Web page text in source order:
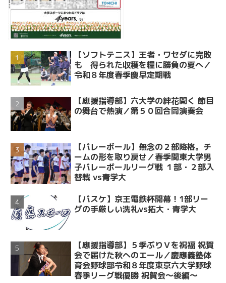
【ソフトテニス】王者・ワセダに完敗
も 得られた収穫を糧に勝負の夏へ／
令和８年度春季慶早定期戦
【應援指導部】六大学の絆花開く 節目
の舞台で熱演／第５０回合同演奏会
【バレーボール】無念の２部降格。チ
ームの形を取り戻せ／春季関東大学男
子バレーボールリーグ戦 １部・２部入
替戦 vs青学大
【バスケ】京王電鉄杯開幕！1部リー
グの手厳しい洗礼vs拓大・青学大
【應援指導部】５季ぶりＶを祝福 祝賀
会で届けた秋へのエール／慶應義塾体
育会野球部令和８年度東京六大学野球
春季リーグ戦優勝 祝賀会～後編～